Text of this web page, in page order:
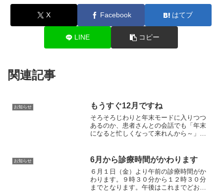
X Facebook はてブ
LINE コピー
関連記事
お知らせ もうすぐ12月ですね
そろそろじわりと年末モードに入りつつ
あるのか、患者さんとの会話でも「年末
になると忙しくなって来れんから～」と
のまにやら局所麻酔を使う手術や炭酸ガ
スレーザーの予約はほぼ年...
お知らせ 6月から診療時間がかわります
６月１日（金）より午前の診療時間がか
わります。９時３０分から１２時３０分
までとなります。午後はこれまでどおり